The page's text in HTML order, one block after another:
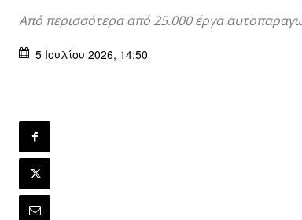
Από περισσότερα από 25.000 έργα
5 Ιουλίου 2026, 14:50